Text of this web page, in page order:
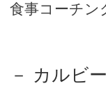
⾷事コーチン
－ カルビ